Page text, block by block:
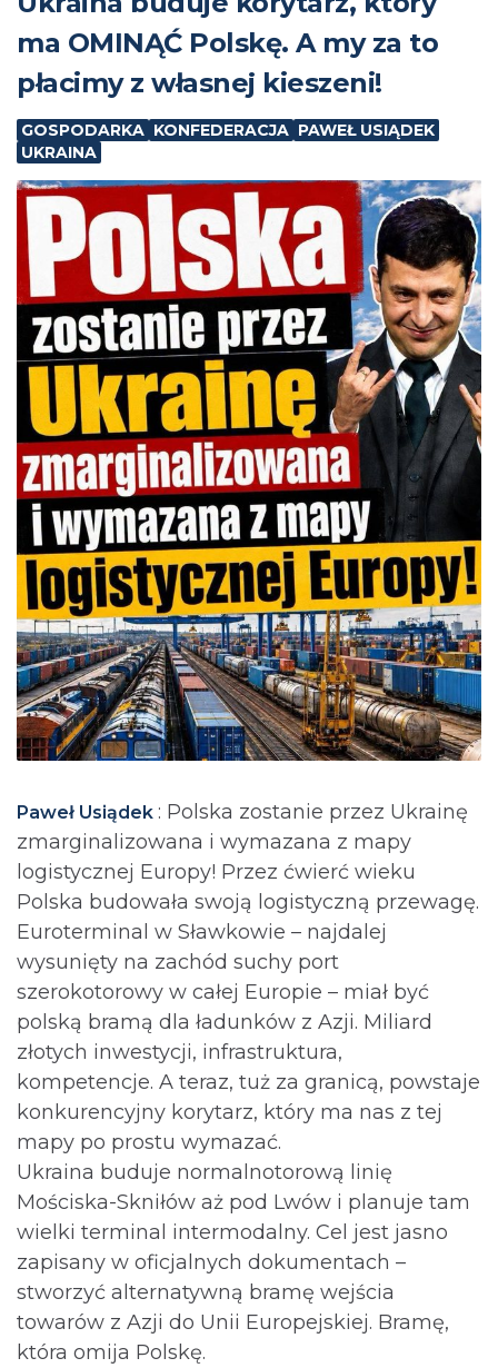
ma OMINĄĆ Polskę. A my za to
płacimy z własnej kieszeni!
GOSPODARKA KONFEDERACJA PAWEŁ USIĄDEK
UKRAINA
Paweł Usiądek : Polska zostanie przez Ukrainę
zmarginalizowana i wymazana z mapy
logistycznej Europy! Przez ćwierć wieku
Polska budowała swoją logistyczną przewagę.
Euroterminal w Sławkowie – najdalej
wysunięty na zachód suchy port
szerokotorowy w całej Europie – miał być
polską bramą dla ładunków z Azji. Miliard
złotych inwestycji, infrastruktura,
kompetencje. A teraz, tuż za granicą, powstaje
konkurencyjny korytarz, który ma nas z tej
mapy po prostu wymazać.
Ukraina buduje normalnotorową linię
Mościska-Skniłów aż pod Lwów i planuje tam
wielki terminal intermodalny. Cel jest jasno
zapisany w oficjalnych dokumentach –
stworzyć alternatywną bramę wejścia
towarów z Azji do Unii Europejskiej. Bramę,
która omija Polskę.